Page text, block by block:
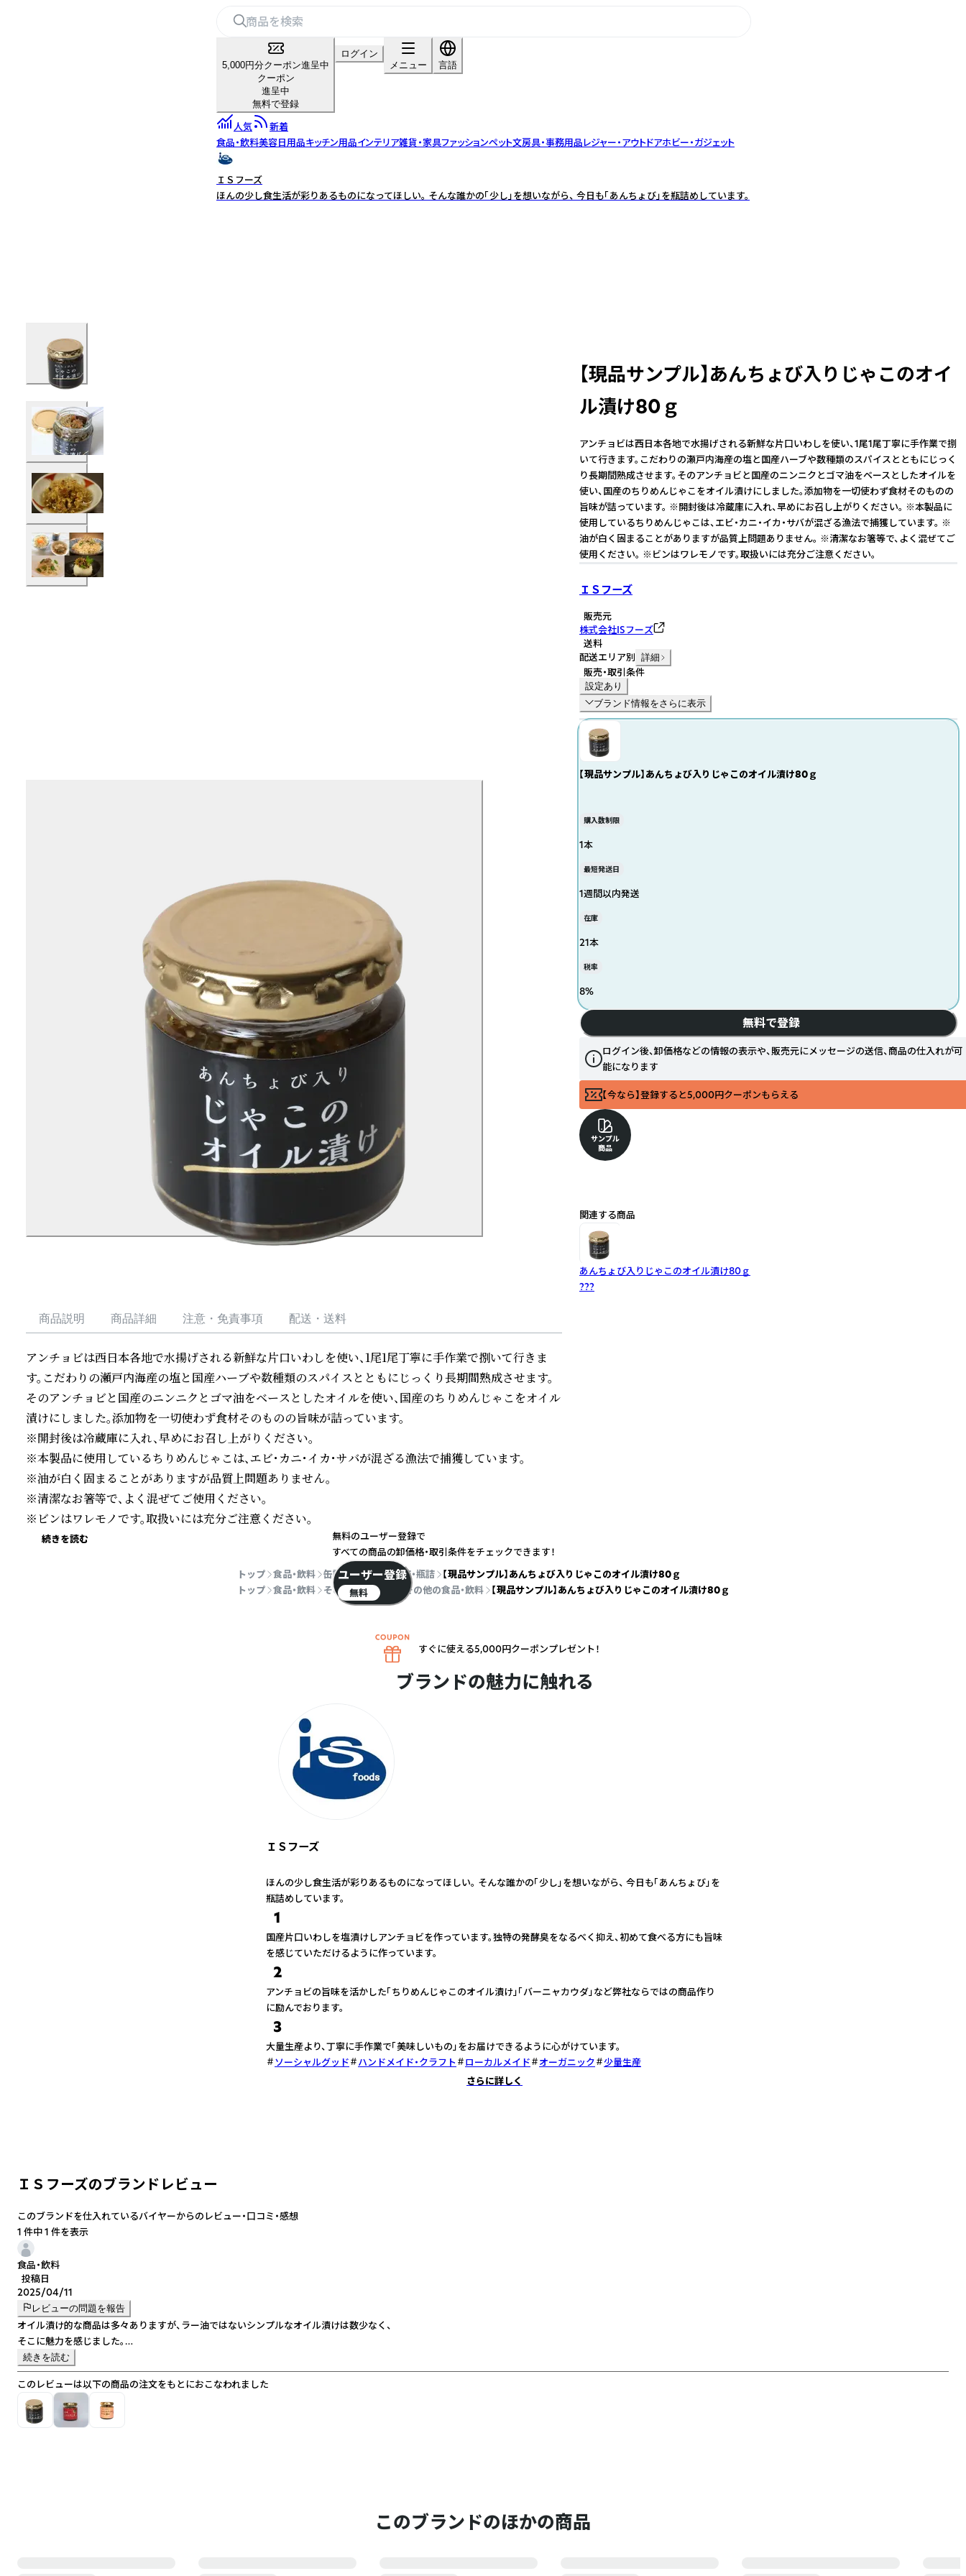
5,000円分クーポン進呈中
クーポン
進呈中
無料で登録
ログイン
メニュー
言語
人気
新着
食品・飲料美容日用品キッチン用品インテリア雑貨・家具ファッションペット文房具・事務用品レジャー・アウトドアホビー・ガジェット
ＩＳフーズ
ほんの少し食生活が彩りあるものになってほしい。 そんな誰かの「少し」を想いながら、 今日も「あんちょび」を瓶詰めしています。
商品説明 商品詳細 注意・免責事項 配送・送料
アンチョビは西日本各地で水揚げされる新鮮な片口いわしを使い、1尾1尾丁寧に手作業で捌いて行きま
す。こだわりの瀬戸内海産の塩と国産ハーブや数種類のスパイスとともにじっくり長期間熟成させます。
そのアンチョビと国産のニンニクとゴマ油をベースとしたオイルを使い、国産のちりめんじゃこをオイル
漬けにしました。添加物を一切使わず食材そのものの旨味が詰っています。
※開封後は冷蔵庫に入れ、早めにお召し上がりください。
※本製品に使用しているちりめんじゃこは、エビ・カニ・イカ・サバが混ざる漁法で捕獲しています。
※油が白く固まることがありますが品質上問題ありません。
※清潔なお箸等で、よく混ぜてご使用ください。
※ビンはワレモノです。取扱いには充分ご注意ください。
続きを読む
【現品サンプル】あんちょび入りじゃこのオイ
ル漬け80ｇ
アンチョビは西日本各地で水揚げされる新鮮な片口いわしを使い、1尾1尾丁寧に手作業で捌
いて行きます。こだわりの瀬戸内海産の塩と国産ハーブや数種類のスパイスとともにじっく
り長期間熟成させます。そのアンチョビと国産のニンニクとゴマ油をベースとしたオイルを
使い、国産のちりめんじゃこをオイル漬けにしました。添加物を一切使わず食材そのものの
旨味が詰っています。 ※開封後は冷蔵庫に入れ、早めにお召し上がりください。 ※本製品に
使用しているちりめんじゃこは、エビ・カニ・イカ・サバが混ざる漁法で捕獲しています。 ※
油が白く固まることがありますが品質上問題ありません。 ※清潔なお箸等で、よく混ぜてご
使用ください。 ※ビンはワレモノです。取扱いには充分ご注意ください。
ＩＳフーズ
販売元
株式会社ISフーズ
送料
配送エリア別 詳細
販売・取引条件
設定あり
ブランド情報をさらに表示
【現品サンプル】あんちょび入りじゃこのオイル漬け80ｇ
購入数制限
1本
最短発送日
1週間以内発送
在庫
21本
税率
8%
無料で登録
ログイン後、卸価格などの情報の表示や、販売元にメッセージの送信、商品の仕入れが可
能になります
【今なら】登録すると5,000円クーポンもらえる
サンプル
商品
関連する商品
あんちょび入りじゃこのオイル漬け80ｇ
???
トップ 食品・飲料 缶詰・瓶詰 魚の缶詰・瓶詰
【現品サンプル】あんちょび入りじゃこのオイル漬け80ｇ
トップ
食品・飲料 その他 食品・飲料 その他の食品・飲料 【現品サンプル】あんちょび入りじゃこのオイル漬け80ｇ
ブランドの魅力に触れる
ＩＳフーズ
ほんの少し食生活が彩りあるものになってほしい。 そんな誰かの「少し」を想いながら、 今日も「あんちょび」を
瓶詰めしています。
1
国産片口いわしを塩漬けしアンチョビを作っています。独特の発酵臭をなるべく抑え、初めて食べる方にも旨味
を感じていただけるように作っています。
2
アンチョビの旨味を活かした「ちりめんじゃこのオイル漬け」「バーニャカウダ」など弊社ならではの商品作り
に励んでおります。
3
大量生産より、丁寧に手作業で「美味しいもの」をお届けできるように心がけています。
ソーシャルグッド
ハンドメイド・クラフト ローカルメイド オーガニック
少量生産
さらに詳しく
ＩＳフーズのブランドレビュー
このブランドを仕入れているバイヤーからのレビュー・口コミ・感想
1 件中 1 件を表示
食品・飲料
投稿日
2025/04/11
レビューの問題を報告
オイル漬け的な商品は多々ありますが、ラー油ではないシンプルなオイル漬けは数少なく、
そこに魅力を感じました。
じゃこの旨味とアンチョビのほどよい塩味が食べやすく、アレンジもし易のが（お客様への）アピールポイントにもなっています。
続きを読む
このレビューは以下の商品の注文をもとにおこなわれました
このブランドのほかの商品
無料のユーザー登録で
すべての商品の卸価格・取引条件をチェックできます！
ユーザー登録
無料
すぐに使える5,000円クーポンプレゼント！